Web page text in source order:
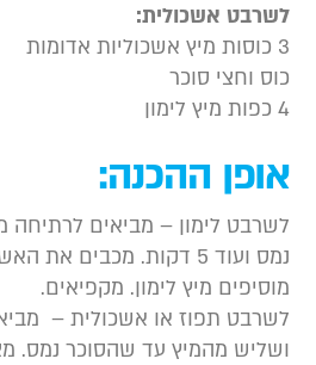
אשכולית:
וחצי סוכר
ההכנה:
לימון – מביאים לרתיחה
נמס ועוד 5 דקות. מכבים את
מיץ לימון. מקפיאים.
תפוז או אשכולית – מביאים
מהמיץ עד שהסוכר נמס.